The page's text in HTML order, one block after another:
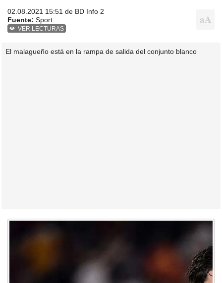
02.08.2021 15:51 de BD Info 2
Fuente: Sport
VER LECTURAS
El malagueño está en la rampa de salida del conjunto blanco